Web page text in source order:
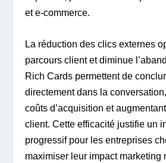
et e-commerce.
La réduction des clics externes
parcours client et diminue
Rich Cards permettent de
directement dans la
coûts d’acquisition et
client. Cette efficacité justifie un
progressif pour les entreprises
maximiser leur impact marketing